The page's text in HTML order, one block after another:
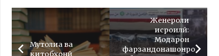
Мутолиа ва
китобхонӣ
Женероли
исроилӣ:
Модарон
фарзандонашонро